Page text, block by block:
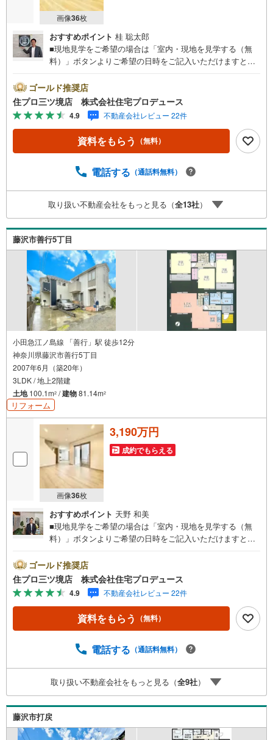
画像36枚
おすすめポイント 桂 聡太郎
■現地見学をご希望の場合は「室内・現地を見学する（無
料）」ボタンよりご希望の日時をご記入いただけますとス
リアに強い！ 住プロは、藤沢市・綾瀬市エリアの不動産売
買専門会社です！最新物件情報や当社限定で販売する物件
情報も多数ございますので、お気軽にお問合せ下さい！ ----
---------- 弊社独自の住宅ローン提案システム 弊社ではファ
イナンシャル専門スタッフによる【丁寧な資金アドバイ
ス】【ファイナンシャルプラン提案書の作成】を随時行っ
ローン残高】【住宅購入者だけが加入できる無料の生命保
多くなる【教育費】住宅を買った後から始まる【住宅ロー
ン返済】65歳以上から必要になる【老後の費用負担】住宅
探しの【このタイミング】で不安な部分を明確にしていき
ませんか？？ --------------
ゴールド推奨店
住プロ三ツ境店 株式会社住宅プロデュース
4.9 不動産会社レビュー 22件
資料をもらう （無料）
電話する （通話料無料）
取り扱い不動産会社をもっと見る（全13社）
藤沢市善行5丁目
小田急江ノ島線 「善行」駅 徒歩12分
神奈川県藤沢市善行5丁目
2007年6月（築20年）
3LDK / 地上2階建
土地100.1m2 /建物81.14m2
リフォーム
画像36枚
3,190万円
成約でもらえる
おすすめポイント 天野 和美
■現地見学をご希望の場合は「室内・現地を見学する（無
料）」ボタンよりご希望の日時をご記入いただけますとス
リアに強い！ 住プロは、藤沢市・綾瀬市エリアの不動産売
買専門会社です！最新物件情報や当社限定で販売する物件
情報も多数ございますので、お気軽にお問合せ下さい！ ----
---------- 弊社独自の住宅ローン提案システム 弊社ではファ
イナンシャル専門スタッフによる【丁寧な資金アドバイ
ス】【ファイナンシャルプラン提案書の作成】を随時行っ
ローン残高】【住宅購入者だけが加入できる無料の生命保
多くなる【教育費】住宅を買った後から始まる【住宅ロー
ン返済】65歳以上から必要になる【老後の費用負担】住宅
探しの【このタイミング】で不安な部分を明確にしていき
ませんか？？ --------------
ゴールド推奨店
住プロ三ツ境店 株式会社住宅プロデュース
4.9 不動産会社レビュー 22件
資料をもらう （無料）
電話する （通話料無料）
取り扱い不動産会社をもっと見る（全9社）
藤沢市打戻